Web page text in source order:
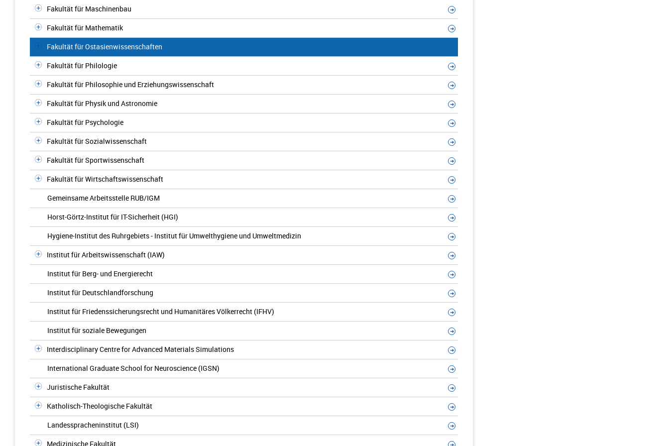
Fakultät für Maschinenbau
Fakultät für Mathematik
Fakultät für Ostasienwissenschaften
Fakultät für Philologie
Fakultät für Philosophie und Erziehungswissenschaft
Fakultät für Physik und Astronomie
Fakultät für Psychologie
Fakultät für Sozialwissenschaft
Fakultät für Sportwissenschaft
Fakultät für Wirtschaftswissenschaft
Gemeinsame Arbeitsstelle RUB/IGM
Horst-Görtz-Institut für IT-Sicherheit (HGI)
Hygiene-Institut des Ruhrgebiets - Institut für Umwelthygiene und Umweltmedizin
Institut für Arbeitswissenschaft (IAW)
Institut für Berg- und Energierecht
Institut für Deutschlandforschung
Institut für Friedenssicherungsrecht und Humanitäres Völkerrecht (IFHV)
Institut für soziale Bewegungen
Interdisciplinary Centre for Advanced Materials Simulations
International Graduate School for Neuroscience (IGSN)
Juristische Fakultät
Katholisch-Theologische Fakultät
Landesspracheninstitut (LSI)
Medizinische Fakultät